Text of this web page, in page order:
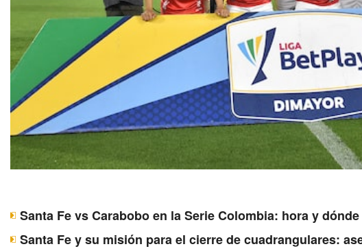
Santa Fe vs Carabobo en la Serie Colombia: hora y
Santa Fe y su misión para el cierre de cuadrangulares: